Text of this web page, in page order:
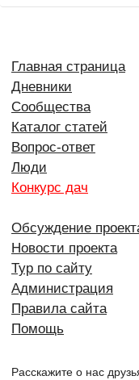
Главная страница
Дневники
Сообщества
Каталог статей
Вопрос-ответ
Люди
Конкурс дач
Обсуждение
Новости проекта
Тур по сайту
Администрация
Правила сайта
Помощь
Расскажите о нас